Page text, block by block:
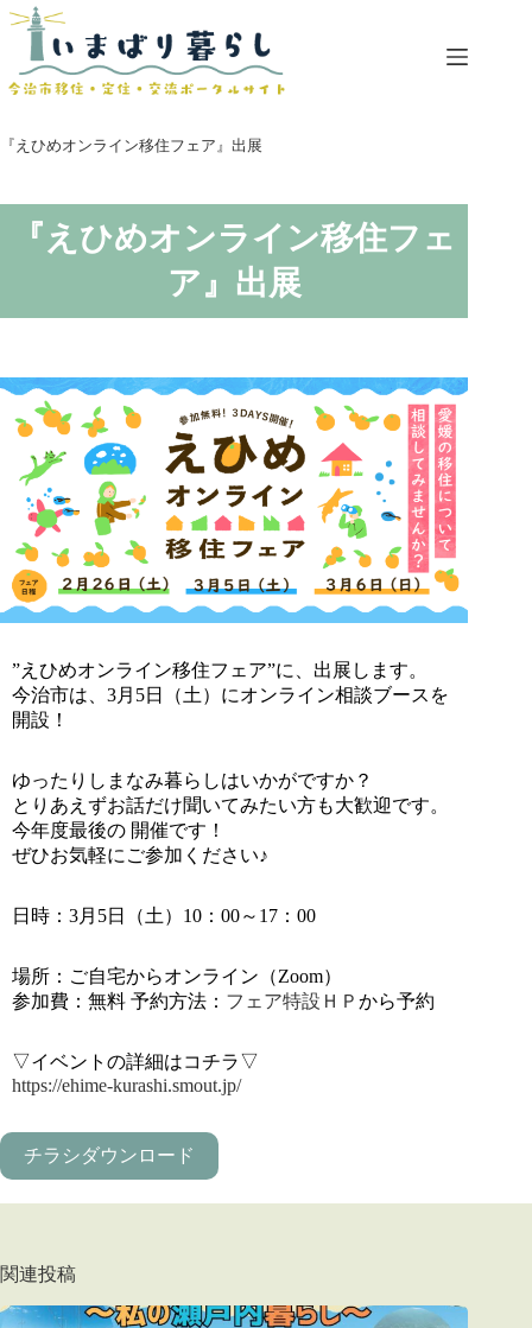
コ
ン
へ
ス
ッ
『えひめオンライン移住フェア』出展
『えひめオンライン移住フェ
ア』出展
”えひめオンライン移住フェア”に、出展します。
今治市は、3月5日（土）にオンライン相談ブースを
開設！
ゆったりしまなみ暮らしはいかがですか？
とりあえずお話だけ聞いてみたい方も大歓迎です。
今年度最後の 開催です！
ぜひお気軽にご参加ください♪
日時：3月5日（土）10：00～17：00
場所：ご自宅からオンライン（Zoom）
参加費：無料 予約方法： フェア特設ＨＰ から予約
▽イベントの詳細はコチラ▽
https://ehime-kurashi.smout.jp/
チラシダウンロード
関連投稿